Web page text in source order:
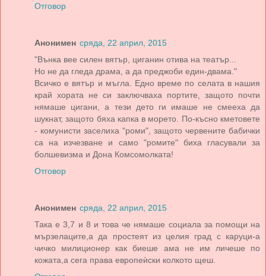
Отговор
Анонимен сряда, 22 април, 2015
"Вънка вее силен вятър, циганин отива на театър...
Но не да гледа драма, а да преджоби един-двама."
Всичко е вятър и мъгла. Едно време по селата в нашия
край хората не си заключваха портите, защото почти
нямаше цигани, а тези дето ги имаше не смееха да
шукнат, защото бяха капка в морето. По-късно кметовете
- комунисти заселиха "роми", защото червените бабички
са на изчезване и само "ромите" биха гласували за
болшевизма и Дона Комсомолката!
Отговор
Анонимен сряда, 22 април, 2015
Така е 3,7 и 8 и това че нямаше социала за помощи на
мързелаците,а да простеят из целия град с каруци-а
чичко милиционер как биеше ама не им личеше по
кожата,а сега права европеѝски колкото щеш.